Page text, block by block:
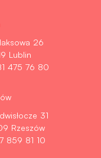
26
Lublin
475 76 80
31
Rzeszów
859 81 10